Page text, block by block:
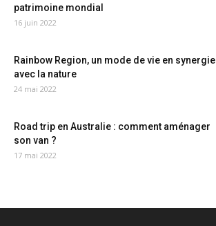
patrimoine mondial
16 juin 2022
Rainbow Region, un mode de vie en synergie
avec la nature
24 mai 2022
Road trip en Australie : comment aménager
son van ?
17 mai 2022